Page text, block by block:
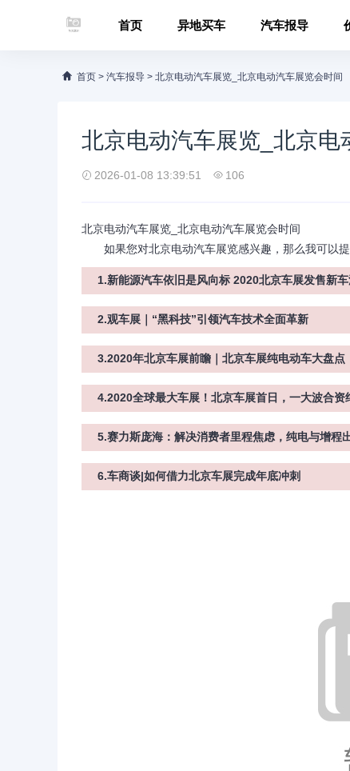
首页 异地买车 汽车报导
首页 > 汽车报导 > 北京电动汽车展览_北京电动汽车展览会时间
北京电动汽车展览_北京电
2026-01-08 13:39:51 106
北京电动汽车展览_北京电动汽车展览会时间
如果您对北京电动汽车展览感兴趣，那么我可以提
1.新能源汽车依旧是风向标 2020北京车展发售新
2.观车展｜“黑科技”引领汽车技术全面革新
3.2020年北京车展前瞻｜北京车展纯电动车大盘点
4.2020全球最大车展！北京车展首日，一大波合资
5.赛力斯庞海：解决消费者里程焦虑，纯电与增程
6.车商谈|如何借力北京车展完成年底冲刺